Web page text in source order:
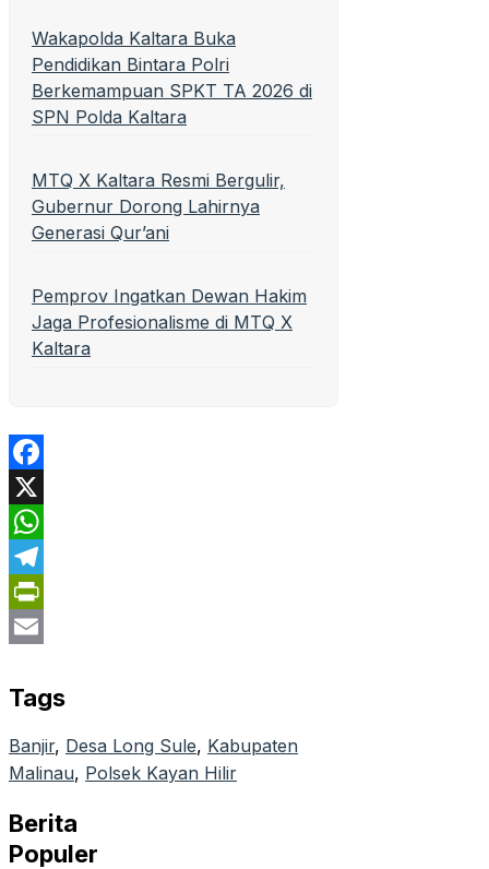
Wakapolda Kaltara Buka
Pendidikan Bintara Polri
Berkemampuan SPKT TA 2026 di
SPN Polda Kaltara
MTQ X Kaltara Resmi Bergulir,
Gubernur Dorong Lahirnya
Generasi Qur’ani
Pemprov Ingatkan Dewan Hakim
Jaga Profesionalisme di MTQ X
Kaltara
Facebook
X
WhatsApp
Telegram
PrintFriendly
Tags
Banjir, Desa Long Sule, Kabupaten
Malinau, Polsek Kayan Hilir
Berita
Populer